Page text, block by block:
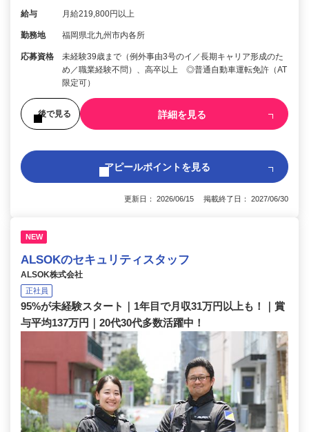
給与 月給219,800円以上
勤務地 福岡県北九州市内各所
応募資格
未経験39歳まで（例外事由3号のイ／長期キャリア形成のた
め／職業経験不問）、高卒以上 ◎普通自動車運転免許（AT
限定可）
後で見る 詳細を見る
アピールポイントを見る
更新日： 2026/06/15 掲載終了日： 2027/06/30
NEW
ALSOKのセキュリティスタッフ
ALSOK株式会社
正社員
95%が未経験スタート｜1年目で月収31万円以上も！｜賞
与平均137万円｜20代30代多数活躍中！